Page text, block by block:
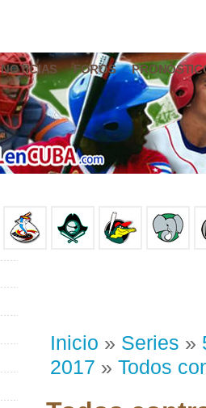
NOTICIAS FOROS
Inicio » Series »
2017 » Todos